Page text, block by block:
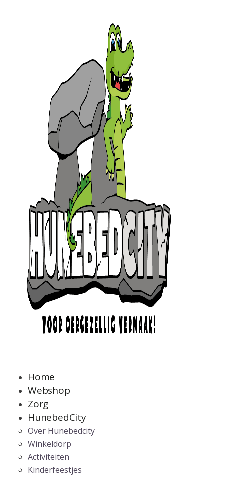
Home
Webshop
Zorg
HunebedCity
Over Hunebedcity
Winkeldorp
Activiteiten
Kinderfeestjes